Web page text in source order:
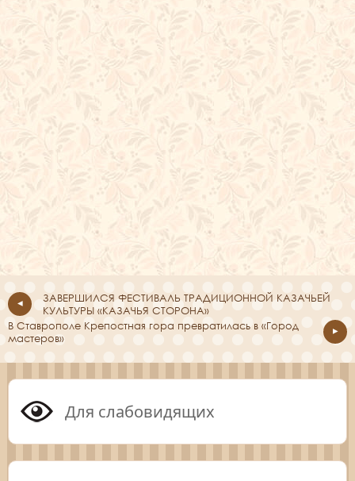
ЗАВЕРШИЛСЯ ФЕСТИВАЛЬ ТРАДИЦИОННОЙ КАЗАЧЬЕЙ
КУЛЬТУРЫ «КАЗАЧЬЯ СТОРОНА»
В Ставрополе Крепостная гора превратилась в «Город
мастеров»
Для слабовидящих